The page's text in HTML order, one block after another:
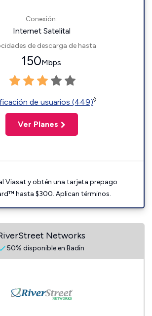
Conexión:
Internet Satelital
de descarga de hasta
150Mbps
de usuarios (449)◊
Ver Planes
Viasat y obtén una tarjeta prepago
hasta $300. Aplican términos.
Networks
50% disponible en Badin